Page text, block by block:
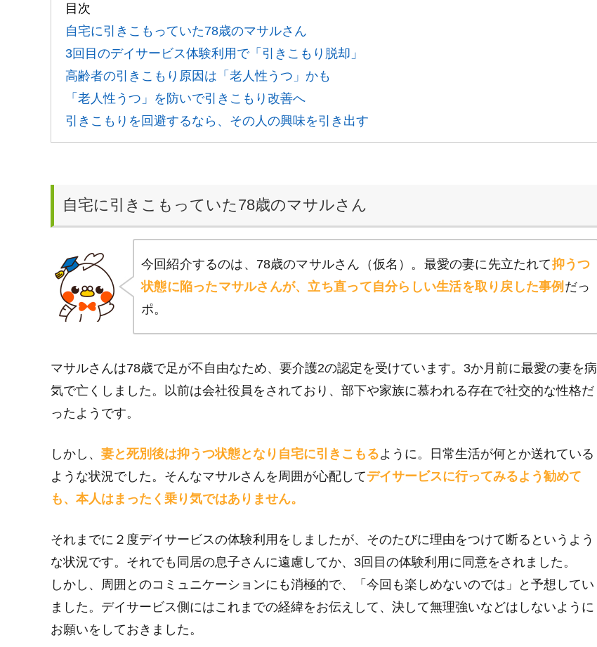
目次
自宅に引きこもっていた78歳のマサルさん
3回目のデイサービス体験利用で「引きこもり脱却」
高齢者の引きこもり原因は「老人性うつ」かも
「老人性うつ」を防いで引きこもり改善へ
引きこもりを回避するなら、その人の興味を引き出す
自宅に引きこもっていた78歳のマサルさん
今回紹介するのは、78歳のマサルさん（仮名）。最愛の妻に先立たれて抑うつ
状態に陥ったマサルさんが、立ち直って自分らしい生活を取り戻した事例 だっ
ポ。
マサルさんは78歳で足が不自由なため、要介護2の認定を受けています。3か月前に最愛の妻を病
気で亡くしました。以前は会社役員をされており、部下や家族に慕われる存在で社交的な性格だ
ったようです。
しかし、 妻と死別後は抑うつ状態となり自宅に引きこもるように。日常生活が何とか送れている
ような状況でした。そんなマサルさんを周囲が心配してデイサービスに行ってみるよう勧めて
も、本人はまったく乗り気ではありません。
それまでに２度デイサービスの体験利用をしましたが、そのたびに理由をつけて断るというよう
な状況です。それでも同居の息子さんに遠慮してか、3回目の体験利用に同意をされました。
しかし、周囲とのコミュニケーションにも消極的で、「今回も楽しめないのでは」と予想してい
ました。デイサービス側にはこれまでの経緯をお伝えして、決して無理強いなどはしないように
お願いをしておきました。